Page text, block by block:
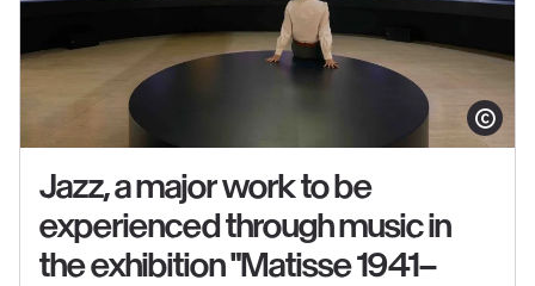
See
Show
Jazz, a major work to be
experienced through music in
the exhibition "Matisse 1941–